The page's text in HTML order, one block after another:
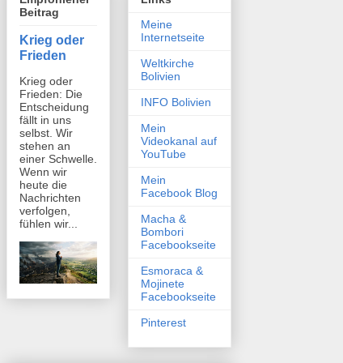
Beitrag
Krieg oder
Frieden
Krieg oder
Frieden: Die
Entscheidung
fällt in uns
selbst. Wir
stehen an
einer Schwelle.
Wenn wir
heute die
Nachrichten
verfolgen,
fühlen wir...
Meine
Internetseite
Weltkirche
Bolivien
INFO Bolivien
Mein
Videokanal auf
YouTube
Mein
Facebook Blog
Macha &
Bombori
Facebookseite
Esmoraca &
Mojinete
Facebookseite
Pinterest